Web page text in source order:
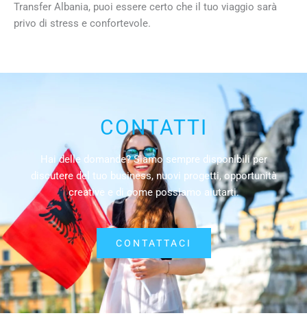
Transfer Albania, puoi essere certo che il tuo viaggio sarà
privo di stress e confortevole.
CONTATTI
Hai delle domande? Siamo sempre disponibili per
discutere del tuo business, nuovi progetti, opportunità
creative e di come possiamo aiutarti.
CONTATTACI